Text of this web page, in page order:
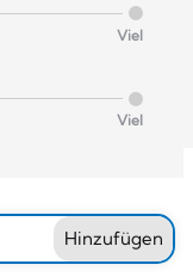
Viel
Viel
Hinzufügen